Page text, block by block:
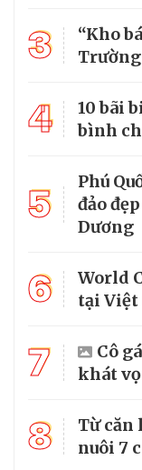
3
“Kho
Trường
4
10 bãi
bình
5
Phú
đảo
Dương
6
World
tại Việt
7
Cô
khát
8
Từ căn
nuôi 7